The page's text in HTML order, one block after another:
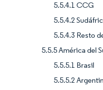
5.5.4.1 CCG
5.5.4.2
5.5.4.3 Resto
5.5.5 América del
5.5.5.1 Brasil
5.5.5.2